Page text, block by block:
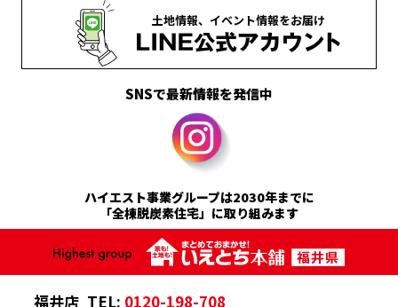
土地情報、 イベント情報をお届け
SNSで最新情報を発信中
ハイエスト事業グループは2030年までに
「全棟脱炭素住宅」に取り組みます
福井店 TEL: 0120-198-708